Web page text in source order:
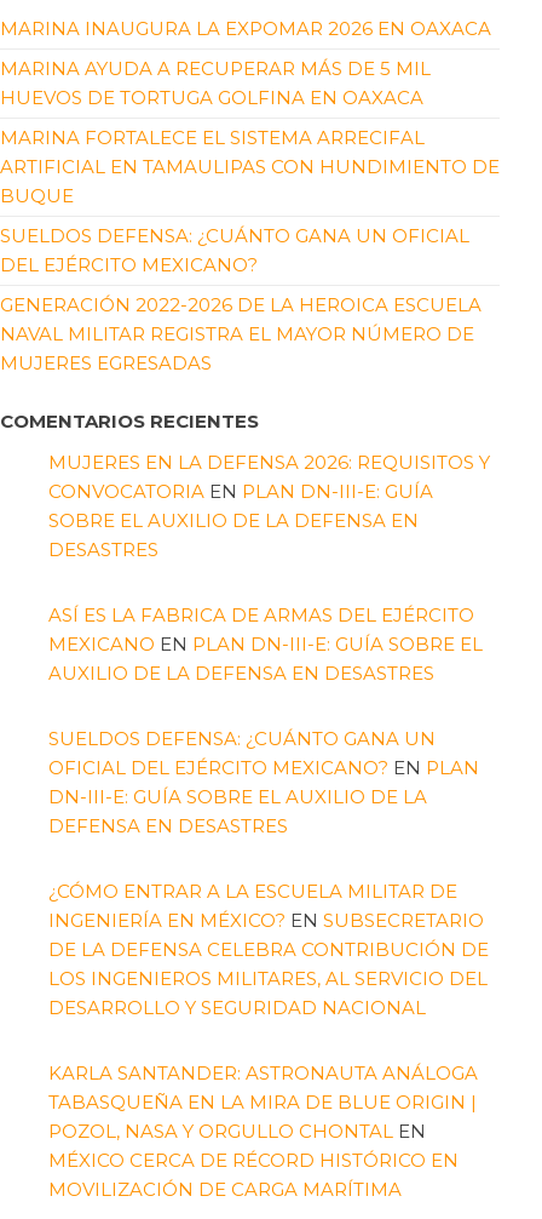
MARINA INAUGURA LA EXPOMAR 2026 EN OAXACA
MARINA AYUDA A RECUPERAR MÁS DE 5 MIL
HUEVOS DE TORTUGA GOLFINA EN OAXACA
MARINA FORTALECE EL SISTEMA ARRECIFAL
ARTIFICIAL EN TAMAULIPAS CON HUNDIMIENTO DE
BUQUE
SUELDOS DEFENSA: ¿CUÁNTO GANA UN OFICIAL
DEL EJÉRCITO MEXICANO?
GENERACIÓN 2022-2026 DE LA HEROICA ESCUELA
NAVAL MILITAR REGISTRA EL MAYOR NÚMERO DE
MUJERES EGRESADAS
COMENTARIOS RECIENTES
MUJERES EN LA DEFENSA 2026: REQUISITOS Y
CONVOCATORIA EN PLAN DN-III-E: GUÍA
SOBRE EL AUXILIO DE LA DEFENSA EN
DESASTRES
ASÍ ES LA FABRICA DE ARMAS DEL EJÉRCITO
MEXICANO EN PLAN DN-III-E: GUÍA SOBRE EL
AUXILIO DE LA DEFENSA EN DESASTRES
SUELDOS DEFENSA: ¿CUÁNTO GANA UN
OFICIAL DEL EJÉRCITO MEXICANO? EN PLAN
DN-III-E: GUÍA SOBRE EL AUXILIO DE LA
DEFENSA EN DESASTRES
¿CÓMO ENTRAR A LA ESCUELA MILITAR DE
INGENIERÍA EN MÉXICO? EN SUBSECRETARIO
DE LA DEFENSA CELEBRA CONTRIBUCIÓN DE
LOS INGENIEROS MILITARES, AL SERVICIO DEL
DESARROLLO Y SEGURIDAD NACIONAL
KARLA SANTANDER: ASTRONAUTA ANÁLOGA
TABASQUEÑA EN LA MIRA DE BLUE ORIGIN |
POZOL, NASA Y ORGULLO CHONTAL EN
MÉXICO CERCA DE RÉCORD HISTÓRICO EN
MOVILIZACIÓN DE CARGA MARÍTIMA